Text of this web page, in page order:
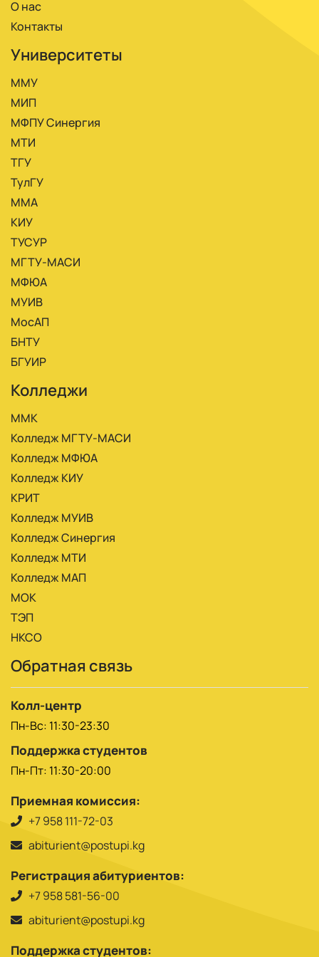
О нас
Контакты
Университеты
ММУ
МИП
МФПУ Синергия
МТИ
ТГУ
ТулГУ
ММА
КИУ
ТУСУР
МГТУ-МАСИ
МФЮА
МУИВ
МосАП
БНТУ
БГУИР
Колледжи
ММК
Колледж МГТУ-МАСИ
Колледж МФЮА
Колледж КИУ
КРИТ
Колледж МУИВ
Колледж Синергия
Колледж МТИ
Колледж МАП
МОК
ТЭП
НКСО
Обратная связь
Колл-центр
Пн-Вс: 11:30-23:30
Поддержка студентов
Пн-Пт: 11:30-20:00
Приемная комиссия:
+7 958 111-72-03
abiturient@postupi.kg
Регистрация абитуриентов:
+7 958 581-56-00
abiturient@postupi.kg
Поддержка студентов: